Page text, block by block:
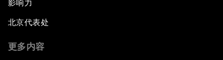
影响力
北京代表处
更多内容